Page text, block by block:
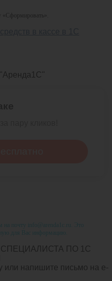
«Сформировать».
почту info@arenda1c.ru. Это
для Вас информацию.
ПО 1С
или напишите письмо на e-